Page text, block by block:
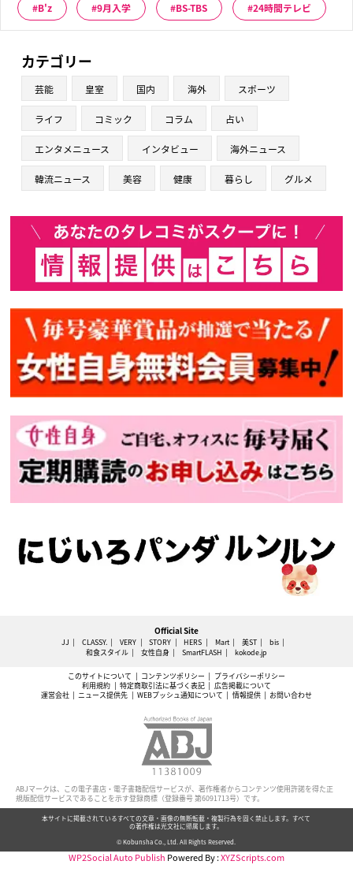
B'z 9月入学 BS-TBS 24時間テレビ
カテゴリー
芸能 皇室 国内 海外 スポーツ
ライフ コミック コラム 占い
エンタメニュース インタビュー 海外ニュース
韓流ニュース 美容 健康 暮らし グルメ
Official Site
JJ CLASSY. VERY STORY HERS Mart 美ST
bis
和食スタイル
女性自身 SmartFLASH kokode.jp
このサイトについて コンテンツポリシー
プライバシーポリシー
利用規約
特定商取引法に基づく表記
広告掲載について
運営会社
ニュース提供先 WEBプッシュ通知について 情報提供 お問い合わせ
ABJマークは、この電子書店・電子書籍配信サービスが、著作権者からコンテンツ使用許諾を得た正
規版配信サービスであることを示す登録商標（登録番号 第6091713号）です。
本サイトに掲載されているすべての文章・画像の無断転載・複製行為を固く禁止します。すべて
の著作権は光文社に帰属します。
© Kobunsha Co., Ltd. All Rights Reserved.
WP2Social Auto Publish Powered By :XYZScripts.com